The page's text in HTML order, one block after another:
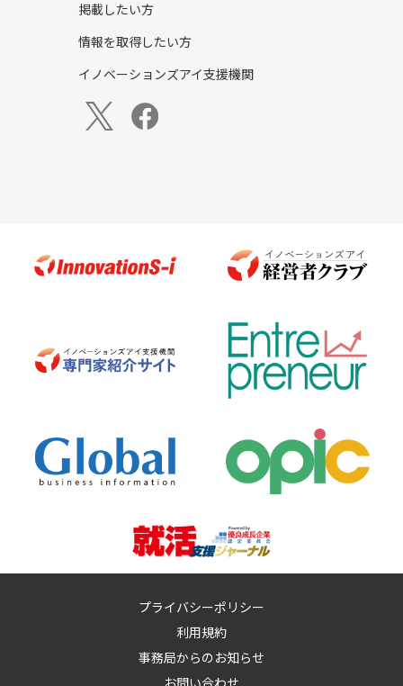
掲載したい方
情報を取得したい方
イノベーションズアイ支援機関
プライバシーポリシー
利用規約
事務局からのお知らせ